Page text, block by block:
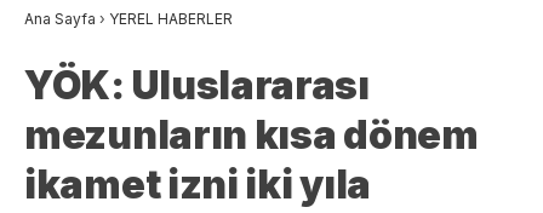
Ana Sayfa › YEREL HABERLER
YÖK: Uluslararası
mezunların kısa dönem
ikamet izni iki yıla